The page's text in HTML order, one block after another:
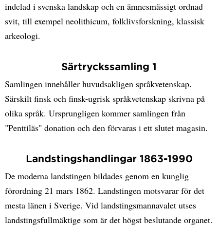
indelad i svenska landskap och en ämnesmässigt ordnad
svit, till exempel neolithicum, folklivsforskning, klassisk
arkeologi.
Särtryckssamling 1
Samlingen innehåller huvudsakligen språkvetenskap.
Särskilt finsk och finsk-ugrisk språkvetenskap skrivna på
olika språk. Ursprungligen kommer samlingen från
"Penttiläs" donation och den förvaras i ett slutet magasin.
Landstingshandlingar 1863-1990
De moderna landstingen bildades genom en kunglig
förordning 21 mars 1862. Landstingen motsvarar för det
mesta länen i Sverige. Vid landstingsmannavalet utses
landstingsfullmäktige som är det högst beslutande organet.